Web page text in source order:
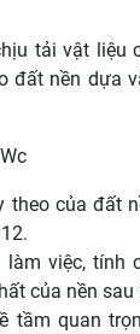
tải vật liệu
đất nền dựa
theo của đất
làm việc, tính
của nền sau
tầm quan